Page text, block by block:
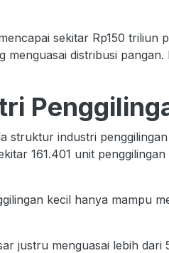
sekitar Rp150 triliun
distribusi
struktur industri
161.401 unit
kecil hanya mampu
justru menguasai lebih dari